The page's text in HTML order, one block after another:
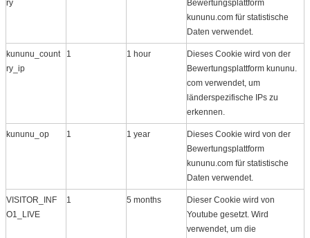
ry
Bewertungsplattform
kununu.com für statistische
Daten verwendet.
kununu_count
ry_ip
1 1 hour
Dieses Cookie wird von der
Bewertungsplattform kununu.​
com verwendet, um
länderspezifische IPs zu
erkennen.
kununu_op 1 1 year
Dieses Cookie wird von der
Bewertungsplattform
kununu.com für statistische
Daten verwendet.
VISITOR_INF
O1_LIVE
1 5 months
Dieser Cookie wird von
Youtube gesetzt. Wird
verwendet, um die